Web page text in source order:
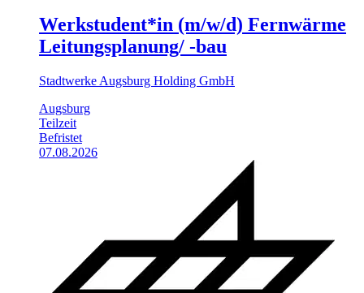
Werkstudent*in (m/w/d) Fernwärme
Leitungsplanung/ -bau
Stadtwerke Augsburg Holding GmbH
Augsburg
Teilzeit
Befristet
07.08.2026